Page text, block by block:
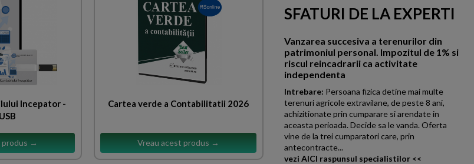
Incepator -
produs →
Cartea verde a Contabilitatii 2026
Vreau acest produs →
SFATURI DE LA EXPERTI
Vanzarea succesiva a terenurilor din
patrimoniul personal. Impozitul de 1% si
riscul reincadrarii ca activitate
independenta
Intrebare: Persoana fizica detine mai multe
terenuri agricole extravilane, de peste 8 ani,
achizitionate prin cumparare si arendate in
aceasta perioada. Decide sa le vanda. Oferta
vine de la trei cumparatori care, prin
antecontracte...
vezi AICI raspunsul specialistilor <<